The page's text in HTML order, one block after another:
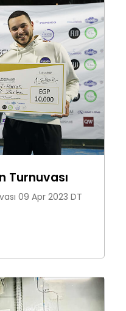
Turnuvası
09 Apr 2023 DT